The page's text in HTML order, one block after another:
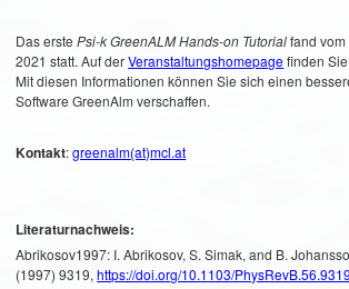
Das erstePsi-k GreenALM Hands-on Tutorialfand
2021 statt. Auf derVeranstaltungshomepagefinden
Mit diesen Informationen können Sie sich einen
Software GreenAlm verschaffen.
Kontakt:greenalm(at)mcl.at
Literaturnachweis:
Abrikosov1997: I. Abrikosov, S. Simak, and B.
(1997) 9319,https://doi.org/10.1103/PhysRevB.56.9319